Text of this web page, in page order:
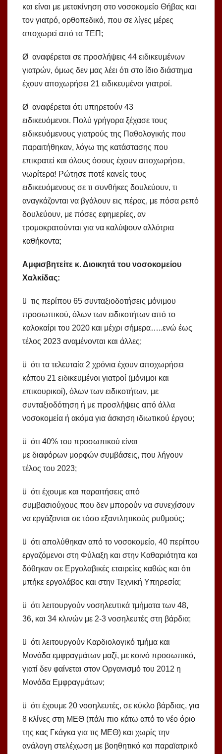
και είναι με μετακίνηση στο νοσοκομείο Θήβας και
τον γιατρό, ορθοπεδικό, που σε λίγες μέρες
αποχωρεί από τα ΤΕΠ;
Ø αναφέρεται σε προσλήψεις 44 ειδικευμένων
γιατρών, όμως δεν μας λέει ότι στο ίδιο διάστημα
έχουν αποχωρήσει 21 ειδικευμένοι γιατροί.
Ø αναφέρεται ότι υπηρετούν 43
ειδικευόμενοι. Πολύ γρήγορα ξέχασε τους
ειδικευόμενους γιατρούς της Παθολογικής που
παραιτήθηκαν, λόγω της κατάστασης που
επικρατεί και όλους όσους έχουν αποχωρήσει,
νωρίτερα! Ρώτησε ποτέ κανείς τους
ειδικευόμενους σε τι συνθήκες δουλεύουν, τι
αναγκάζονται να βγάλουν εις πέρας, με πόσα ρεπό
δουλεύουν, με πόσες εφημερίες, αν
τρομοκρατούνται για να καλύψουν αλλότρια
καθήκοντα;
Αμφισβητείτε κ. Διοικητά του νοσοκομείου
Χαλκίδας:
ü τις περίπου 65 συνταξιοδοτήσεις μόνιμου
προσωπικού, όλων των ειδικοτήτων από το
καλοκαίρι του 2020 και μέχρι σήμερα…..ενώ έως
τέλος 2023 αναμένονται και άλλες;
ü ότι τα τελευταία 2 χρόνια έχουν αποχωρήσει
κάπου 21 ειδικευμένοι γιατροί (μόνιμοι και
επικουρικοί), όλων των ειδικοτήτων, με
συνταξιοδότηση ή με προσλήψεις από άλλα
νοσοκομεία ή ακόμα για άσκηση ιδιωτικού έργου;
ü ότι 40% του προσωπικού είναι
με διαφόρων μορφών συμβάσεις, που λήγουν
τέλος του 2023;
ü ότι έχουμε και παραιτήσεις από
συμβασιούχους που δεν μπορούν να συνεχίσουν
να εργάζονται σε τόσο εξαντλητικούς ρυθμούς;
ü ότι απολύθηκαν από το νοσοκομείο, 40 περίπου
εργαζόμενοι στη Φύλαξη και στην Καθαριότητα και
δόθηκαν σε Εργολαβικές εταιρείες καθώς και ότι
μπήκε εργολάβος και στην Τεχνική Υπηρεσία;
ü ότι λειτουργούν νοσηλευτικά τμήματα των 48,
36, και 34 κλινών με 2-3 νοσηλευτές στη βάρδια;
ü ότι λειτουργούν Καρδιολογικό τμήμα και
Μονάδα εμφραγμάτων μαζί, με κοινό προσωπικό,
γιατί δεν φαίνεται στον Οργανισμό του 2012 η
Μονάδα Εμφραγμάτων;
ü ότι έχουμε 20 νοσηλευτές, σε κύκλο βάρδιας, για
8 κλίνες στη ΜΕΘ (πάλι πιο κάτω από το νέο όριο
της κας Γκάγκα για τις ΜΕΘ) και χωρίς την
ανάλογη στελέχωση με βοηθητικό και παραϊατρικό